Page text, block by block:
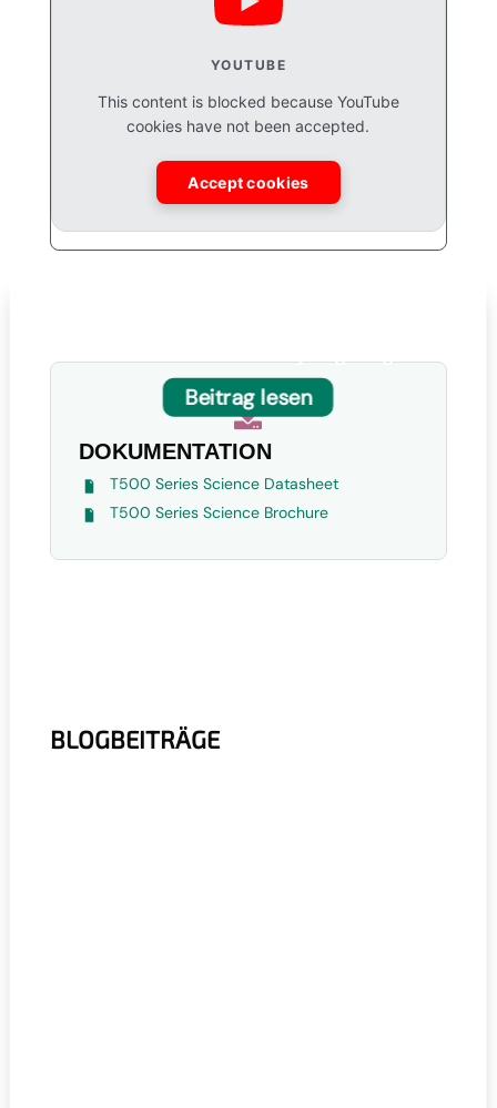
YOUTUBE
This content is blocked because YouTube
cookies have not been accepted.
Accept cookies

DOKUMENTATION
T500 Series Science Datasheet
T500 Series Science Brochure
BLOGBEITRÄGE
Beitrag lesen